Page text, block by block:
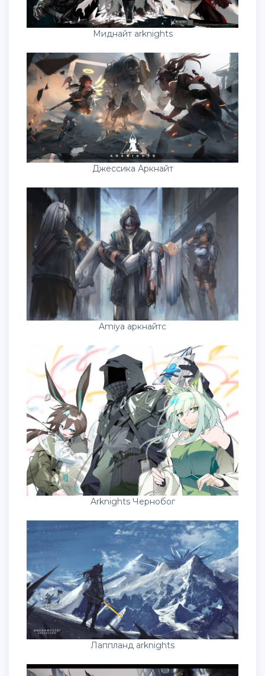
Миднайт arknights
Джессика Аркнайт
Amiya аркнайтс
Arknights Чернобог
Лаппланд arknights